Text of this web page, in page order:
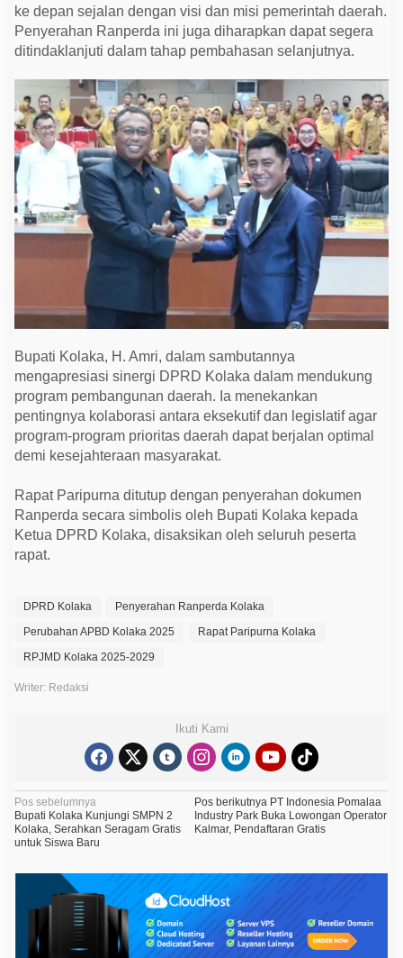
n
A
P
B
0
2
5
ke depan sejalan dengan visi dan misi pemerintah daerah.
Penyerahan Ranperda ini juga diharapkan dapat segera
ditindaklanjuti dalam tahap pembahasan selanjutnya.
Bupati Kolaka, H. Amri, dalam sambutannya
mengapresiasi sinergi DPRD Kolaka dalam mendukung
program pembangunan daerah. Ia menekankan
pentingnya kolaborasi antara eksekutif dan legislatif agar
program-program prioritas daerah dapat berjalan optimal
demi kesejahteraan masyarakat.
Rapat Paripurna ditutup dengan penyerahan dokumen
Ranperda secara simbolis oleh Bupati Kolaka kepada
Ketua DPRD Kolaka, disaksikan oleh seluruh peserta
rapat.
DPRD Kolaka
Penyerahan Ranperda Kolaka
Perubahan APBD Kolaka 2025
Rapat Paripurna Kolaka
RPJMD Kolaka 2025-2029
Writer: Redaksi
Ikuti Kami
N
a
v
i
Pos sebelumnya
Bupati Kolaka Kunjungi SMPN 2
Kolaka, Serahkan Seragam Gratis
untuk Siswa Baru
Pos berikutnyaPT Indonesia Pomalaa
Industry Park Buka Lowongan Operator
Kalmar, Pendaftaran Gratis